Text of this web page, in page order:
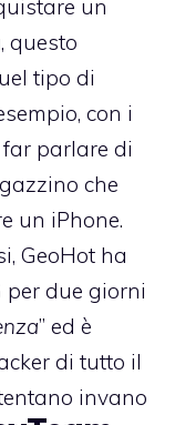
un
, questo
tipo di
con i
parlare di
che
un iPhone.
GeoHot ha
per due giorni
” ed è
di tutto il
invano